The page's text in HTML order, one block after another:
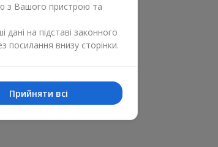
з Вашого пристрою та
на підставі законного
посилання внизу сторінки.
Прийняти всі